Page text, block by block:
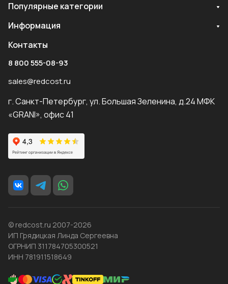
Популярные категории
Информация
Контакты
8 800 555-08-93
sales@redcost.ru
г. Санкт-Петербург, ул. Большая Зеленина, д.24 МФК
«GRANI», офис 41
© redcost.ru 2007-2026
ИП Грядицкая Линда Сергеевна
ОГРНИП 311784705300521
ИНН 781911518649